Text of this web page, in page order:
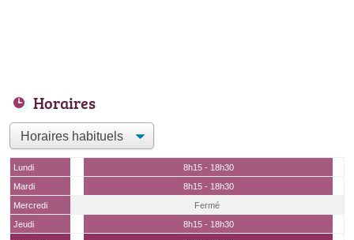
Horaires
Lundi
8h15 - 18h30
Mardi
8h15 - 18h30
Mercredi
Fermé
Jeudi
8h15 - 18h30